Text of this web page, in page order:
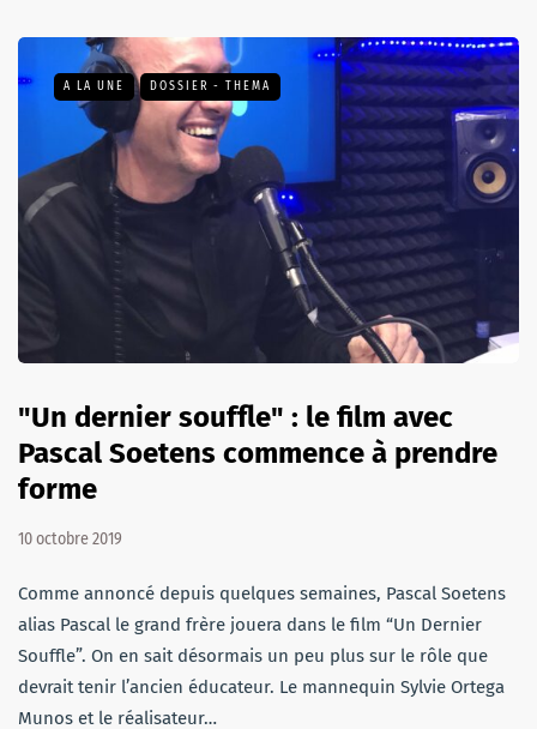
A LA UNE DOSSIER - THEMA
"Un dernier souffle" : le film avec
Pascal Soetens commence à prendre
forme
10 octobre 2019
Comme annoncé depuis quelques semaines, Pascal Soetens
alias Pascal le grand frère jouera dans le film “Un Dernier
Souffle”. On en sait désormais un peu plus sur le rôle que
devrait tenir l’ancien éducateur. Le mannequin Sylvie Ortega
Munos et le réalisateur…